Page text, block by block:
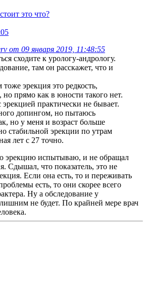
это что?
от 09 января 2019, 11:48:55
сходите к урологу-андрологу.
там он расскажет, что и
эрекция это редкость,
но прямо как в юности такого нет.
практически не бывает.
допингом, но пытаюсь
но у меня и возраст больше
стабильной эрекции по утрам
лет с 27 точно.
эрекцию испытываю, и не обращал
Сдышал, что показатель, это не
Если она есть, то и переживать
есть, то они скорее всего
Ну а обследование у
не будет. По крайней мере врач